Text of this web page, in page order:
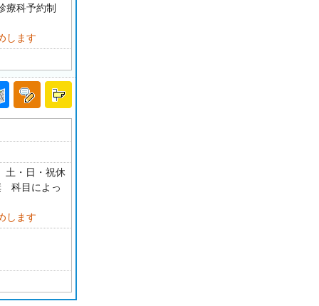
療科予約制
します
・日・祝休
科目によっ
します